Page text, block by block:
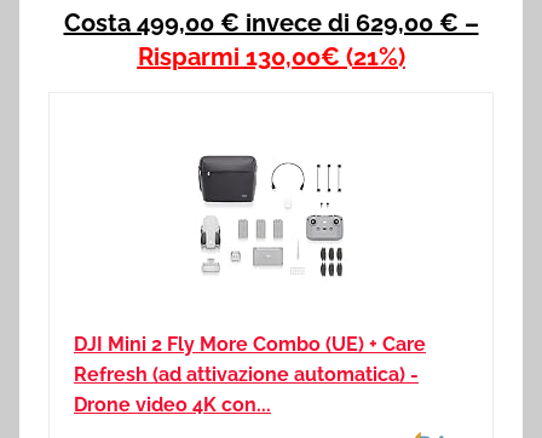
Costa 499,00 € invece di 629,00 € –
Risparmi 130,00€ (21%)
DJI Mini 2 Fly More Combo (UE) + Care
Refresh (ad attivazione automatica) -
Drone video 4K con...